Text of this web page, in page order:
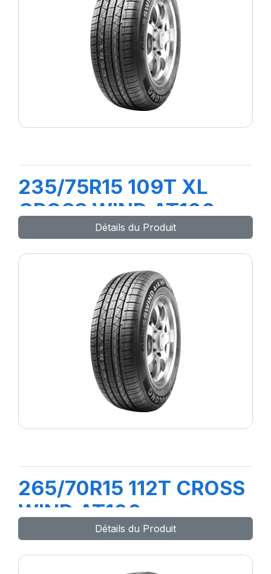
235/75R15 109T XL
CROSS WIND AT100
Détails du Produit
265/70R15 112T CROSS
WIND AT100
Détails du Produit